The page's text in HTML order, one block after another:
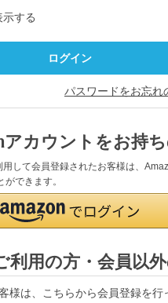
する
パスワードをお忘れ
カウントをお持
して会員登録されたお客様は、
できます。
利用の方・会員以
様は、こちらから会員登録を行